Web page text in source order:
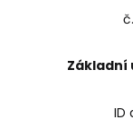
Základní
ID